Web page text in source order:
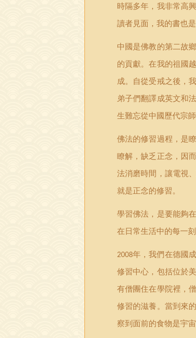
時隔多年，我非常高
讀者見面，我的書也
中國是佛教的第二故
的貢獻。在我的祖國
成。自從受戒之後，
弟子們翻譯成英文和
生難忘從中國歷代宗
佛法的修習過程，是
瞭解，缺乏正念，因
法消磨時間，讓電視
就是正念的修習。
學習佛法，是要能夠
在日常生活中的每一刻
2008年，我們在德國
修習中心，包括位於
有僧團住在學院裡，
修習的滋養。當到來
察到面前的食物是宇